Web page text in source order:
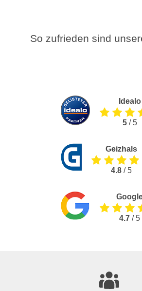
So zufrieden sind
Idealo
5/ 5
Geizhals
4.8 / 5
4.7 / 5